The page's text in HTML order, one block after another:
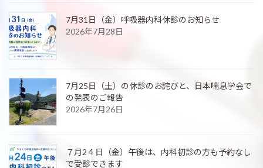
7月31日（金）呼吸器内科休診のお知らせ
2026年7月28日
7月25日（土）の休診のお詫びと、日本喘息学会で
の発表のご報告
2026年7月26日
７月2４日（金）午後は、内科初診の方も予約なし
で受診できます